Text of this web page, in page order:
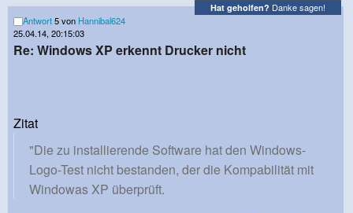
Hat geholfen? Danke sagen!
Antwort5 von Hannibal624
25.04.14, 20:15:03
Re: Windows XP erkennt Drucker nicht
Zitat
"Die zu installierende Software hat den Windows-
Logo-Test nicht bestanden, der die Kompabilität mit
Windowas XP überprüft.